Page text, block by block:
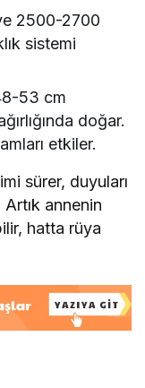
2500-2700
sistemi
53 cm
doğar.
etkiler.
sürer, duyuları
annenin
hatta rüya